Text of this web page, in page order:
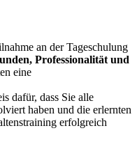
an der Tageschulung
Professionalität und
eine
dafür, dass Sie alle
haben und die erlernten
erfolgreich